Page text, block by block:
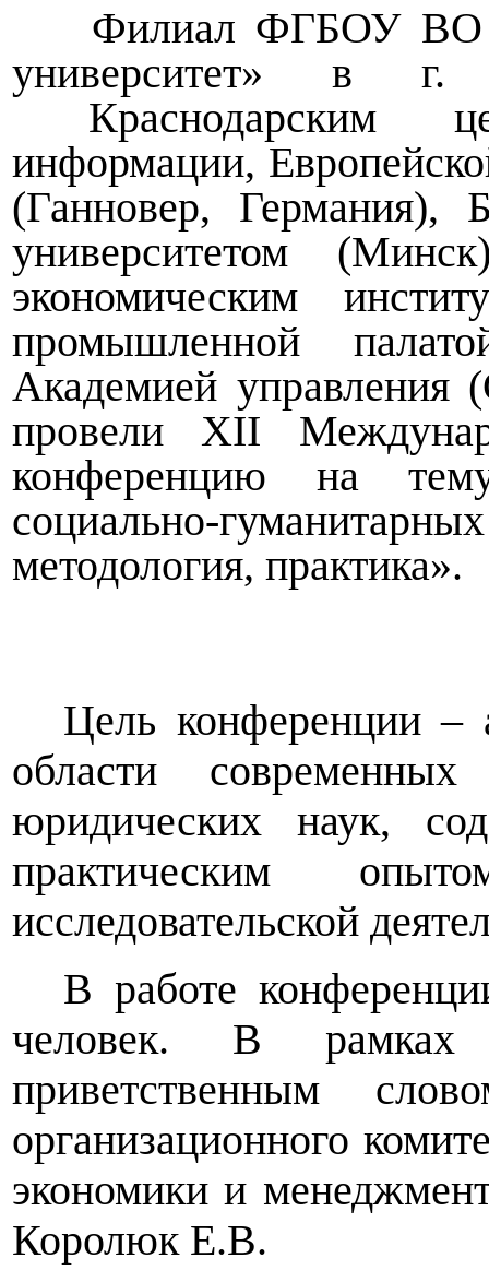
Филиал ФГБОУ ВО
университет» в г.
Краснодарским
информации,
(Ганновер, Германия),
университетом
экономическим
промышленной
Академией управления
провели XII
конференцию на
социально-
методология, практика».
Цель конференции –
области
юридических наук,
практическим
исследовательской
В работе
человек. В рамках
приветственным
организационного
экономики и
Королюк Е.В.